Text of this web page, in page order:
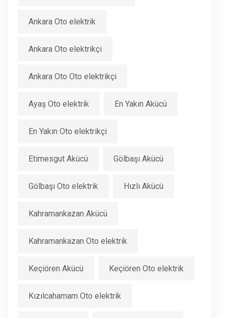
Ankara Oto elektrik
Ankara Oto elektrikçi
Ankara Oto Oto elektrikçi
Ayaş Oto elektrik En Yakın Akücü
En Yakın Oto elektrikçi
Etimesgut Akücü Gölbaşı Akücü
Gölbaşı Oto elektrik Hızlı Akücü
Kahramankazan Akücü
Kahramankazan Oto elektrik
Keçiören Akücü Keçiören Oto elektrik
Kızılcahamam Oto elektrik